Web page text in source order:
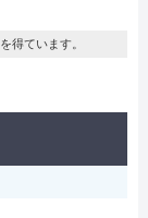
得ています。